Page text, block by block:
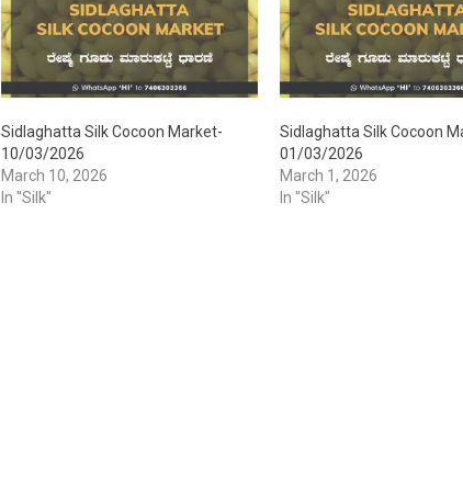
Sidlaghatta Silk Cocoon Market-
10/03/2026
March 10, 2026
In "Silk"
Sidlaghatta Silk Cocoon
01/03/2026
March 1, 2026
In "Silk"